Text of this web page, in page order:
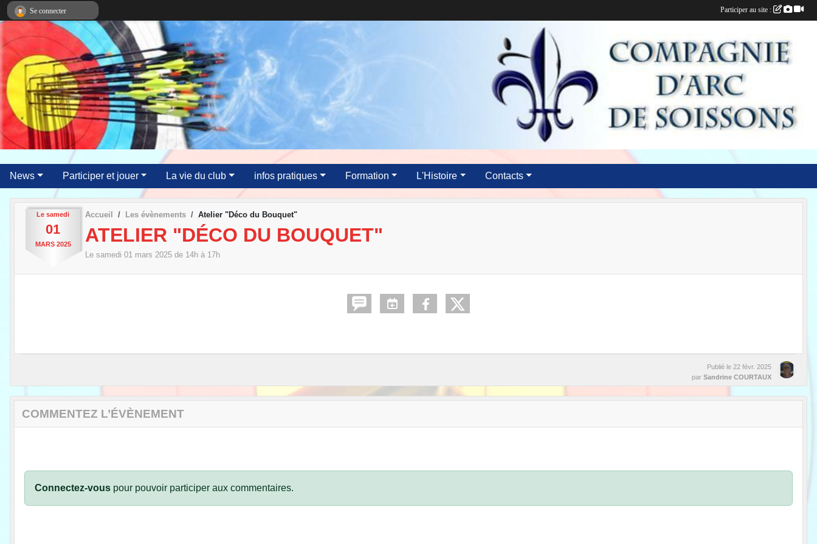
News Participer et jouer La vie du club infos pratiques Formation L'Histoire Contacts
Le samedi
01
MARS 2025
Accueil Les évènements Atelier "Déco du Bouquet"
ATELIER "DÉCO DU BOUQUET"
Le samedi 01 mars 2025 de 14h à 17h
Publié le 22 févr. 2025
par Sandrine COURTAUX
COMMENTEZ L’ÉVÈNEMENT
Connectez-vous pour pouvoir participer aux commentaires.
Se connecter Participer au site :
Panneau de gestion des cookies